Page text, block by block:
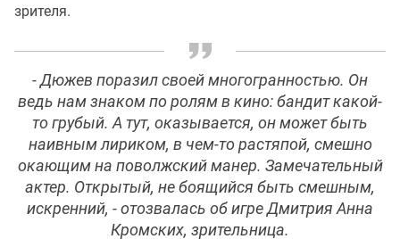
зрителя.
- Дюжев поразил своей многогранностью. Он
ведь нам знаком по ролям в кино: бандит какой-
то грубый. А тут, оказывается, он может быть
наивным лириком, в чем-то растяпой, смешно
окающим на поволжский манер. Замечательный
актер. Открытый, не боящийся быть смешным,
искренний, - отозвалась об игре Дмитрия Анна
Кромских, зрительница.